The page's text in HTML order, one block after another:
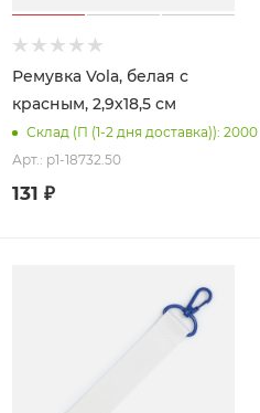
Ремувка Vola, белая с
красным, 2,9х18,5 см
Склад (П (1-2 дня доставка)): 2000
Арт.: p1-18732.50
131 ₽